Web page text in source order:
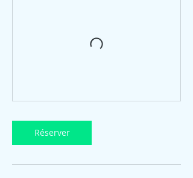
Réserver